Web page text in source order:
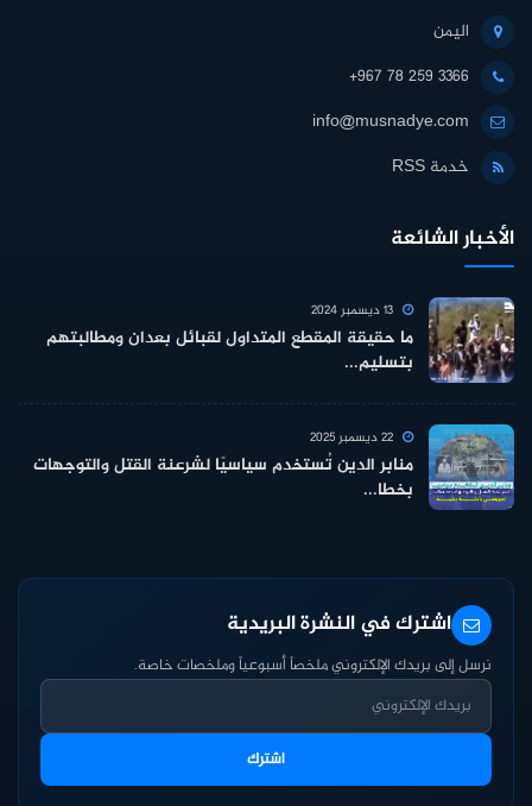
اليمن
+967 78 259 3366
info@musnadye.com
خدمة RSS
الأخبار الشائعة
ما حقيقة المقطع المتداول لقبائل بعدان ومطالبتهم
بتسليم...
منابر الدين تُستخدم سياسيًا لشرعنة القتل والتوجهات
بخطا...
اشترك في النشرة البريدية
نرسل إلى بريدك الإلكتروني ملخصاً أسبوعياً وملخصات خاصة.
اشترك